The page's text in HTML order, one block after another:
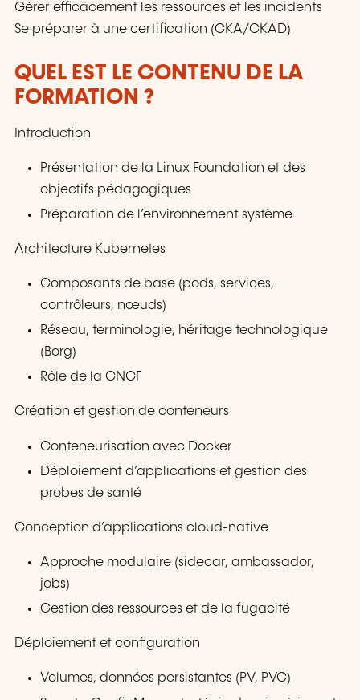
Gérer efficacement les ressources et les incidents
Se préparer à une certification (CKA/CKAD)
QUEL EST LE CONTENU DE LA
FORMATION ?
Introduction
Présentation de la Linux Foundation et des
objectifs pédagogiques
Préparation de l’environnement système
Architecture Kubernetes
Composants de base (pods, services,
contrôleurs, nœuds)
Réseau, terminologie, héritage technologique
(Borg)
Rôle de la CNCF
Création et gestion de conteneurs
Conteneurisation avec Docker
Déploiement d’applications et gestion des
probes de santé
Conception d’applications cloud-native
Approche modulaire (sidecar, ambassador,
jobs)
Gestion des ressources et de la fugacité
Déploiement et configuration
Volumes, données persistantes (PV, PVC)